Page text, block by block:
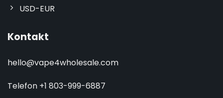
USD-EUR
Kontakt
hello@vape4wholesale.com
Telefon +1 803-999-6887